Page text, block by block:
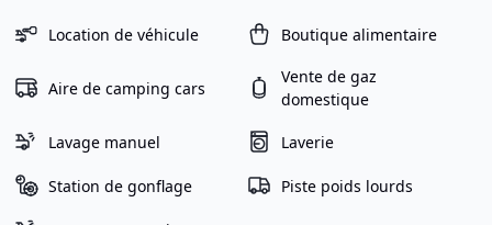
Location de véhicule Boutique alimentaire
Aire de camping cars
Vente de gaz
domestique
Lavage manuel Laverie
Station de gonflage Piste poids lourds